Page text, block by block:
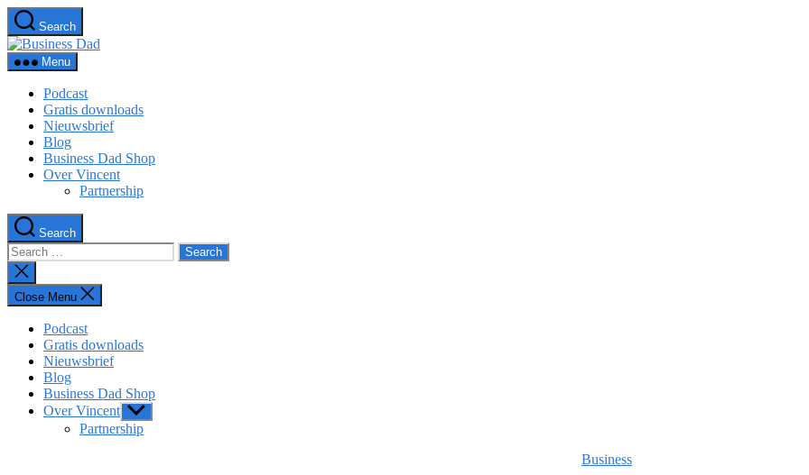
Skip
to
the
content
Search
Menu
Podcast
Gratis downloads
Nieuwsbrief
Blog
Business Dad Shop
Over Vincent
Partnership
Search
Search
for:
Close
search
Close Menu
Podcast
Gratis downloads
Nieuwsbrief
Blog
Business Dad Shop
Over Vincent Show
sub
menu
Partnership
Categories
Business